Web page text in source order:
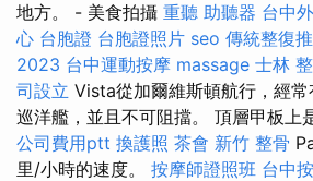
地方。 - 美食拍攝 重聽 助聽器 台中
心 台胞證 台胞證照片 seo 傳統整復
2023 台中運動按摩 massage 士林
司設立 Vista從加爾維斯頓航行，經
巡洋艦，並且不可阻擋。 頂層甲板上
公司費用ptt 換護照 茶會 新竹 整骨
里/小時的速度。 按摩師證照班 台中